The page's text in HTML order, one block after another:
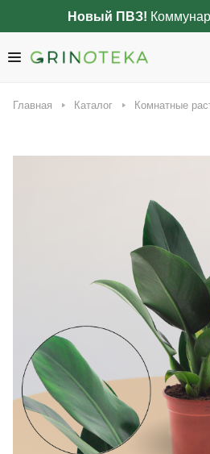
Новый ПВЗ!
Главная Каталог Комнатные